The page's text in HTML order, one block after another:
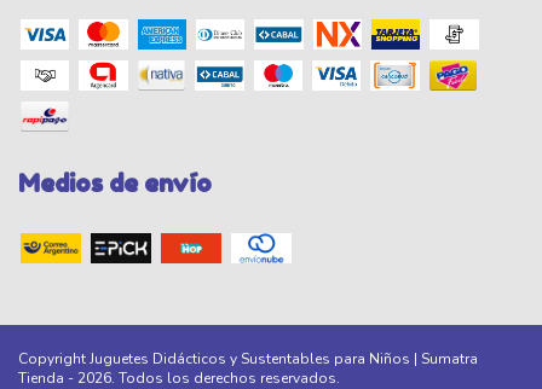
Medios de envío
Copyright Juguetes Didácticos y Sustentables para Niños | Sumatra
Tienda - 2026. Todos los derechos reservados.